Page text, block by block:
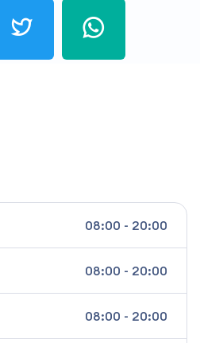
08:00 - 20:00
08:00 - 20:00
08:00 - 20:00